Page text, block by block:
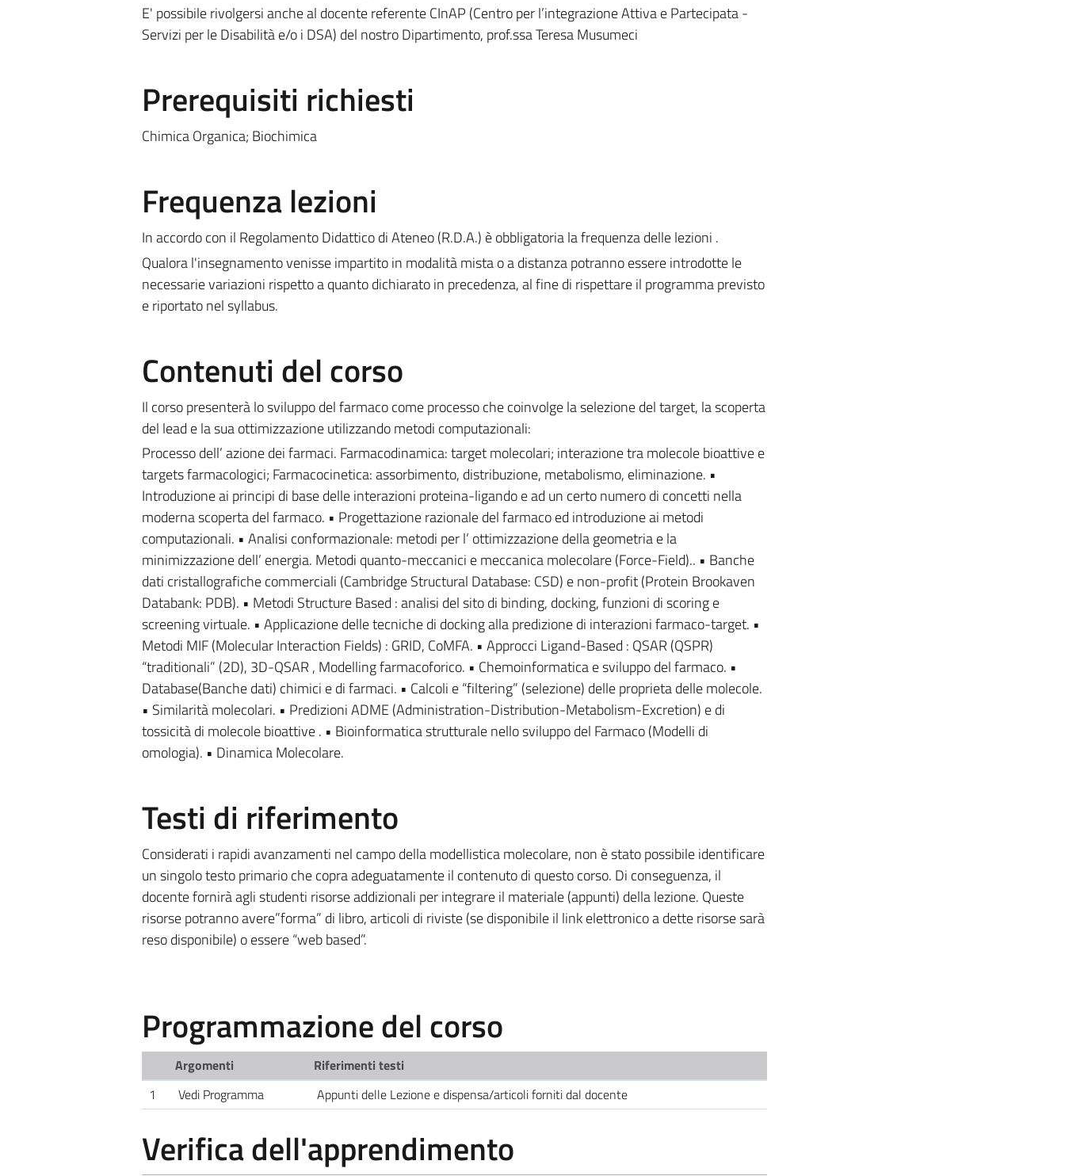
E' possibile rivolgersi anche al docente referente CInAP (Centro per l’integrazione Attiva e Partecipata -
Servizi per le Disabilità e/o i DSA) del nostro Dipartimento, prof.ssa Teresa Musumeci
Prerequisiti richiesti
Chimica Organica; Biochimica
Frequenza lezioni
In accordo con il Regolamento Didattico di Ateneo (R.D.A.) è obbligatoria la frequenza delle lezioni .
Qualora l'insegnamento venisse impartito in modalità mista o a distanza potranno essere introdotte le
necessarie variazioni rispetto a quanto dichiarato in precedenza, al fine di rispettare il programma previsto
e riportato nel syllabus.
Contenuti del corso
Il corso presenterà lo sviluppo del farmaco come processo che coinvolge la selezione del target, la scoperta
del lead e la sua ottimizzazione utilizzando metodi computazionali:
Processo dell’ azione dei farmaci. Farmacodinamica: target molecolari; interazione tra molecole bioattive e
targets farmacologici; Farmacocinetica: assorbimento, distribuzione, metabolismo, eliminazione. •
Introduzione ai principi di base delle interazioni proteina-ligando e ad un certo numero di concetti nella
moderna scoperta del farmaco. • Progettazione razionale del farmaco ed introduzione ai metodi
computazionali. • Analisi conformazionale: metodi per l’ ottimizzazione della geometria e la
minimizzazione dell’ energia. Metodi quanto-meccanici e meccanica molecolare (Force-Field).. • Banche
dati cristallografiche commerciali (Cambridge Structural Database: CSD) e non-profit (Protein Brookaven
Databank: PDB). • Metodi Structure Based : analisi del sito di binding, docking, funzioni di scoring e
screening virtuale. • Applicazione delle tecniche di docking alla predizione di interazioni farmaco-target. •
Metodi MIF (Molecular Interaction Fields) : GRID, CoMFA. • Approcci Ligand-Based : QSAR (QSPR)
“traditionali” (2D), 3D-QSAR , Modelling farmacoforico. • Chemoinformatica e sviluppo del farmaco. •
Database(Banche dati) chimici e di farmaci. • Calcoli e “filtering” (selezione) delle proprieta delle molecole.
• Similarità molecolari. • Predizioni ADME (Administration-Distribution-Metabolism-Excretion) e di
tossicità di molecole bioattive . • Bioinformatica strutturale nello sviluppo del Farmaco (Modelli di
omologia). • Dinamica Molecolare.
Testi di riferimento
Considerati i rapidi avanzamenti nel campo della modellistica molecolare, non è stato possibile identificare
un singolo testo primario che copra adeguatamente il contenuto di questo corso. Di conseguenza, il
docente fornirà agli studenti risorse addizionali per integrare il materiale (appunti) della lezione. Queste
risorse potranno avere”forma” di libro, articoli di riviste (se disponibile il link elettronico a dette risorse sarà
reso disponibile) o essere “web based”.
Programmazione del corso
Argomenti
Riferimenti testi
1
Vedi Programma Appunti delle Lezione e dispensa/articoli forniti dal docente
Verifica dell'apprendimento